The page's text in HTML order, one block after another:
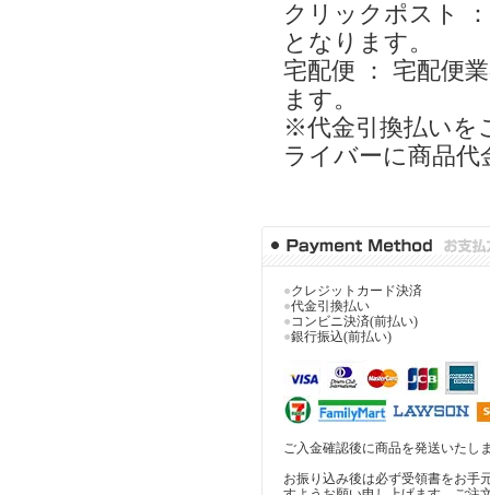
クリックポスト
となります。
宅配便 ： 宅配便
ます。
※代金引換払いを
ライバーに商品
●クレジットカード決済
●代金引換払い
●コンビニ決済(前払い)
●銀行振込(前払い)
ご入金確認後に商品を発送いたし
お振り込み後は必ず受領書をお手